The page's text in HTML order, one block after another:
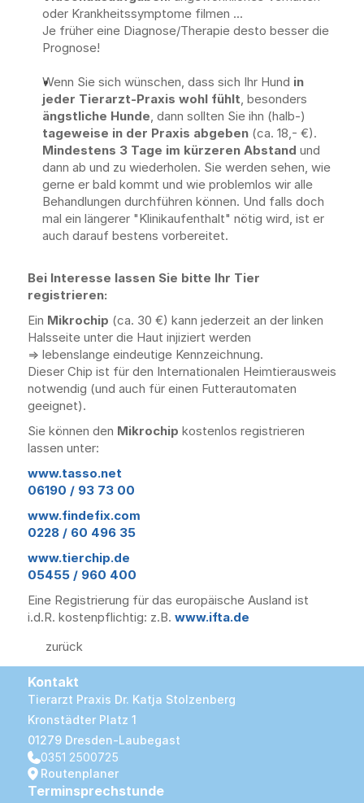
oder Krankheitssymptome filmen ...
Je früher eine Diagnose/Therapie desto besser die
Prognose!
Wenn Sie sich wünschen, dass sich Ihr Hund in
jeder Tierarzt-Praxis wohl fühlt
ängstliche Hunde, dann sollten Sie ihn (halb-)
tageweise in der Praxis abgeben
Mindestens 3 Tage im kürzeren Abstand und
dann ab und zu wiederholen. Sie werden sehen, wie
gerne er bald kommt und wie problemlos wir alle
Behandlungen durchführen können. Und falls doch
mal ein längerer "Klinikaufenthalt" nötig wird, ist er
auch darauf bestens vorbereitet.
Bei Interesse lassen Sie bitte Ihr Tier
registrieren:
Ein Mikrochip (ca. 30 €) kann jederzeit an der linken
Halsseite unter die Haut injiziert werden
=> lebenslange eindeutige Kennzeichnung.
Dieser Chip ist für den Internationalen Heimtierausweis
notwendig (und auch für einen Futterautomaten
geeignet).
Sie können den Mikrochip kostenlos registrieren
lassen unter:
www.tasso.net
06190 / 93 73 00
www.findefix.com
0228 / 60 496 35
www.tierchip.de
05455 / 960 400
Eine Registrierung für das europäische Ausland ist
i.d.R. kostenpflichtig: z.B. www.ifta.de
zurück
Kontakt
Tierarzt Praxis Dr. Katja Stolzenberg
Kronstädter Platz 1
01279 Dresden-Laubegast
0351 2500725
Routenplaner
Terminsprechstunde